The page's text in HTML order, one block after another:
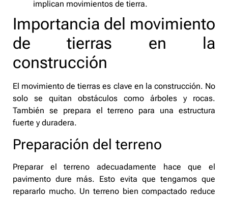
implican movimientos de tierra.
Importancia del movimiento
de tierras en la
construcción
El movimiento de tierras es clave en la construcción. No
solo se quitan obstáculos como árboles y rocas.
También se prepara el terreno para una estructura
fuerte y duradera.
Preparación del terreno
Preparar el terreno adecuadamente hace que el
pavimento dure más. Esto evita que tengamos que
repararlo mucho. Un terreno bien compactado reduce